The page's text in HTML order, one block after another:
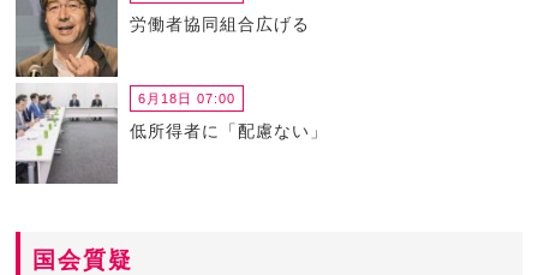
労働者協同組合広げる
6月18日 07:00
低所得者に「配慮ない」
国会質疑